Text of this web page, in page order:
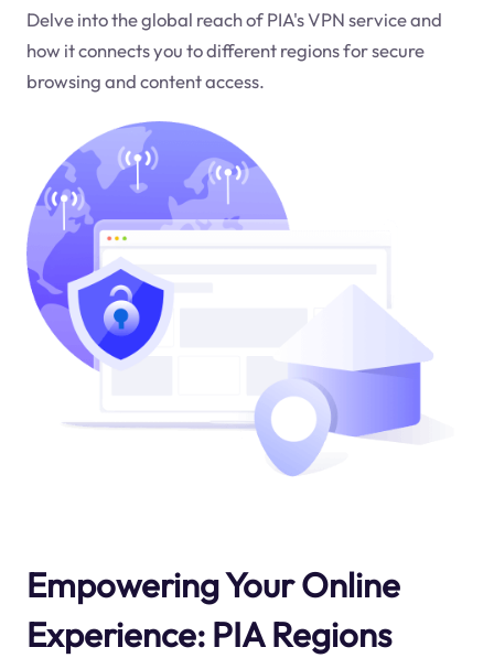
Delve into the global reach of PIA's VPN service and
how it connects you to different regions for secure
browsing and content access.
Empowering Your Online
Experience: PIA Regions